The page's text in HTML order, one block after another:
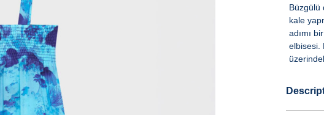
Büzgülü
kale
adımı
elbisesi.